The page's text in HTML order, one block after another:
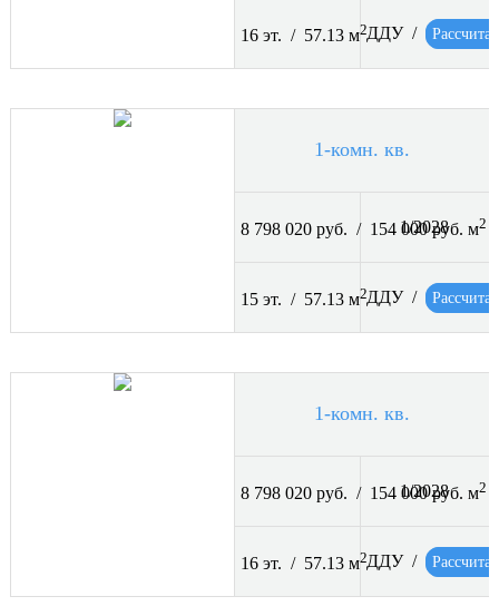
16 эт. / 57.13 м2ДДУ /
1-комн. кв.
8 798 020 руб. / 154 000 руб. м2
1/2028
15 эт. / 57.13 м2ДДУ /
1-комн. кв.
8 798 020 руб. / 154 000 руб. м2
1/2028
16 эт. / 57.13 м2ДДУ /